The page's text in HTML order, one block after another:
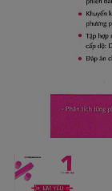
NGOẠI
NGỮ
VPP